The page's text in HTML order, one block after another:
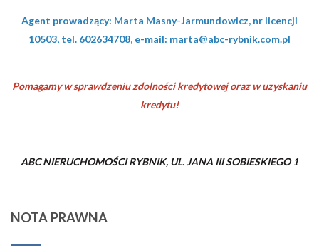
Agent prowadzący: Marta Masny-Jarmundowicz, nr licencji
10503, tel. 602634708, e-mail: marta@abc-rybnik.com.pl
Pomagamy w sprawdzeniu zdolności kredytowej oraz w uzyskaniu
kredytu!
ABC NIERUCHOMOŚCI RYBNIK, UL. JANA III SOBIESKIEGO 1
NOTA PRAWNA